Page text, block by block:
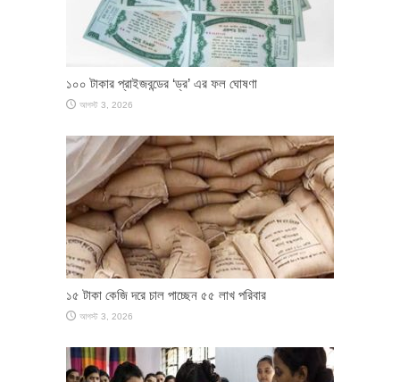
১০০ টাকার প্রাইজবন্ডের ‘ড্র’ এর ফল ঘোষণা
আগস্ট 3, 2026
১৫ টাকা কেজি দরে চাল পাচ্ছেন ৫৫ লাখ পরিবার
আগস্ট 3, 2026